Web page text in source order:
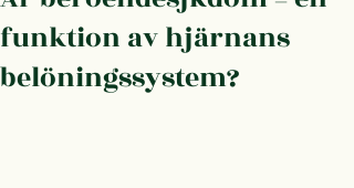
funktion av hjärnans
belöningssystem?